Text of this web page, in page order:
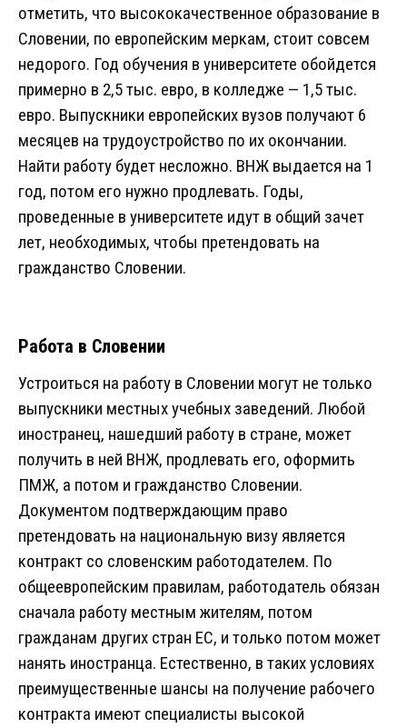
отметить, что высококачественное образование в
Словении, по европейским меркам, стоит совсем
недорого. Год обучения в университете обойдется
примерно в 2,5 тыс. евро, в колледже — 1,5 тыс.
евро. Выпускники европейских вузов получают 6
месяцев на трудоустройство по их окончании.
Найти работу будет несложно. ВНЖ выдается на 1
год, потом его нужно продлевать. Годы,
проведенные в университете идут в общий зачет
лет, необходимых, чтобы претендовать на
гражданство Словении.
Работа в Словении
Устроиться на работу в Словении могут не только
выпускники местных учебных заведений. Любой
иностранец, нашедший работу в стране, может
получить в ней ВНЖ, продлевать его, оформить
ПМЖ, а потом и гражданство Словении.
Документом подтверждающим право
претендовать на национальную визу является
контракт со словенским работодателем. По
общеевропейским правилам, работодатель обязан
сначала работу местным жителям, потом
гражданам других стран ЕС, и только потом может
нанять иностранца. Естественно, в таких условиях
преимущественные шансы на получение рабочего
контракта имеют специалисты высокой